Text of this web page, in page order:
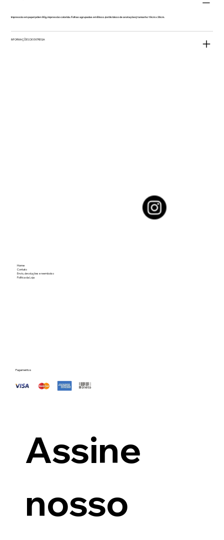
Impressão em papel pólen 90g, impressão colorida. Folhas agrupadas em Bloco. (estilo bloco de anotações); tamanho 19cm x 28cm.
INFORMAÇÕES DE ENTREGA
Home
Contato
Envio, devoluções e reembolso
Política da Loja
Pagamentos
Assine
nosso